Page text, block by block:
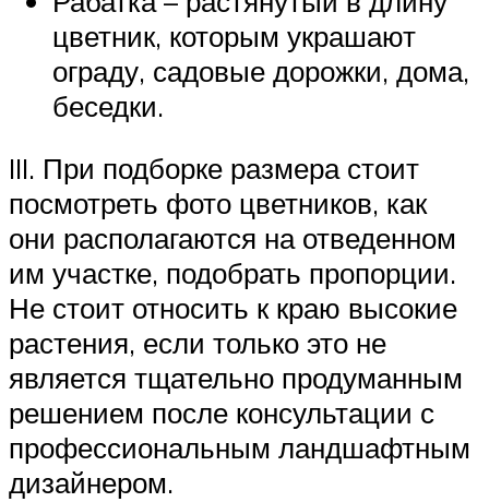
цветник, которым украшают
ограду, садовые дорожки, дома,
беседки.
III. При подборке размера стоит
посмотреть фото цветников, как
они располагаются на отведенном
им участке, подобрать пропорции.
Не стоит относить к краю высокие
растения, если только это не
является тщательно продуманным
решением после консультации с
профессиональным ландшафтным
дизайнером.